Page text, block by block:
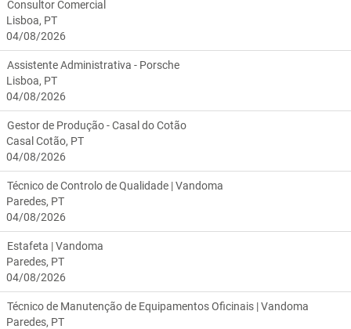
Consultor Comercial
Lisboa, PT
04/08/2026
Assistente Administrativa - Porsche
Lisboa, PT
04/08/2026
Gestor de Produção - Casal do Cotão
Casal Cotão, PT
04/08/2026
Técnico de Controlo de Qualidade | Vandoma
Paredes, PT
04/08/2026
Estafeta | Vandoma
Paredes, PT
04/08/2026
Técnico de Manutenção de Equipamentos Oficinais | Vandoma
Paredes, PT